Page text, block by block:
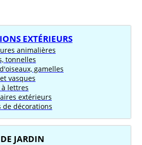
EXTÉRIEURS
animalières
tonnelles
gamelles
vasques
à lettres
extérieurs
de décorations
JARDIN